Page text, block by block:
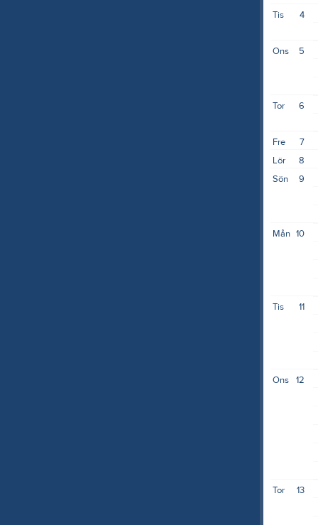
4
Tis
5
Ons
6
Tor
7
Fre
8
Lör
9
Sön
10
Mån
11
Tis
12
Ons
13
Tor